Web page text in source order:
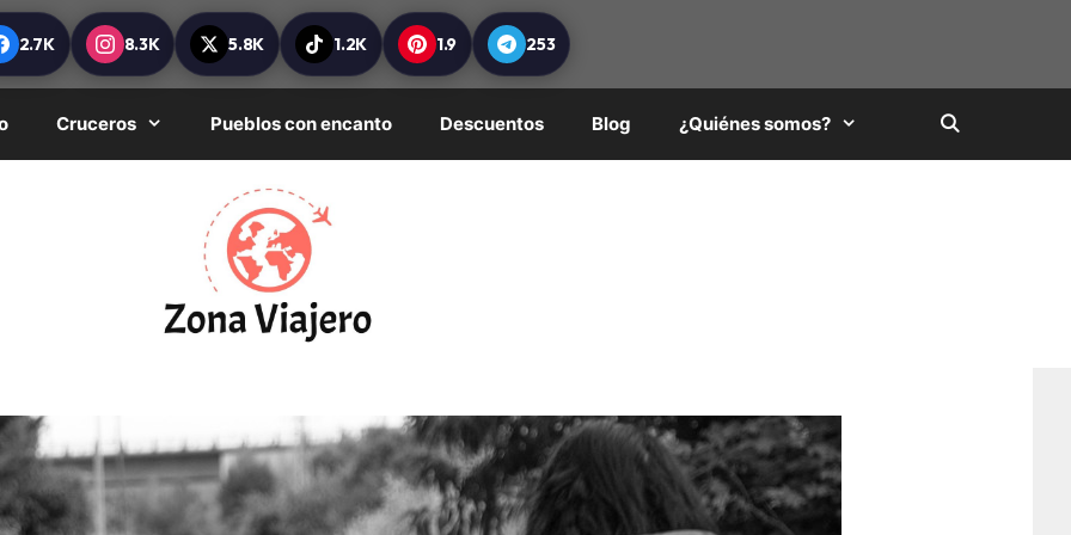
2.7K 8.3K 5.8K 1.2K 1.9 253
Cruceros Pueblos con encanto Descuentos Blog ¿Quiénes somos?